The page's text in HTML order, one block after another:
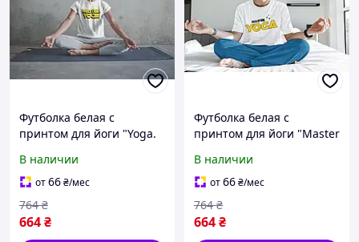
Футболка белая с
принтом для йоги "Yoga.
Мастер йоги" Push IT
В наличии
от66₴/мес
664₴
764 ₴
Футболка белая с
принтом для йоги "Master
Йога" Push IT
В наличии
от66₴/мес
664₴
764 ₴